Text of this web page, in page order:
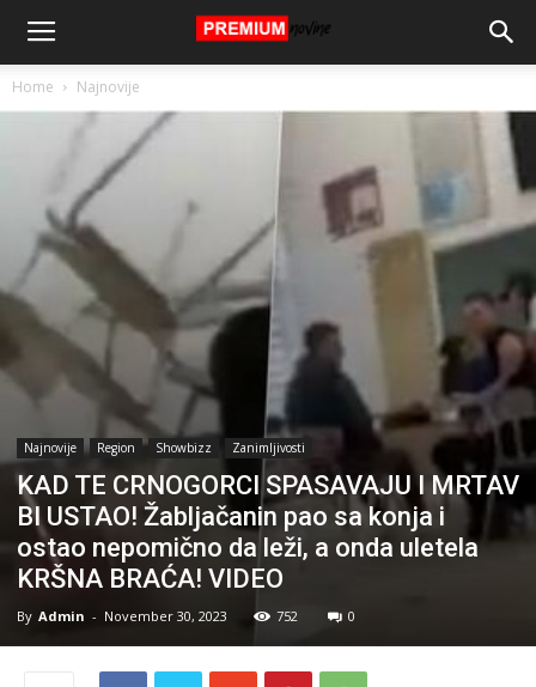
Home Najnovije
Najnovije Region Showbizz Zanimljivosti
KAD TE CRNOGORCI SPASAVAJU I MRTAV
BI USTAO! Žabljačanin pao sa konja i
ostao nepomično da leži, a onda uletela
KRŠNA BRAĆA! VIDEO
By Admin - November 30, 2023 752 0